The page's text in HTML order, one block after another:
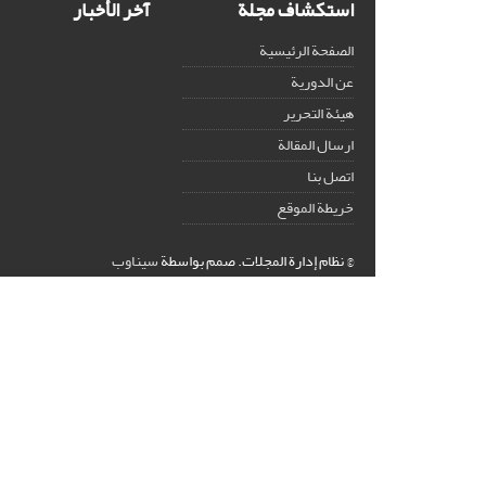
استكشاف مجلة
الصفحة الرئيسية
عن الدورية
هيئة التحرير
ارسال المقالة
اتصل بنا
خريطة الموقع
آخر الأخبار
© نظام إدارة المجلات.صمم بواسطةسیناوب